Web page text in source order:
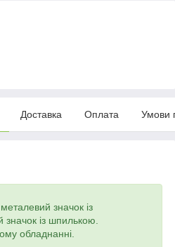
Доставка Оплата Умови
значок із
із шпилькою.
обладнанні.